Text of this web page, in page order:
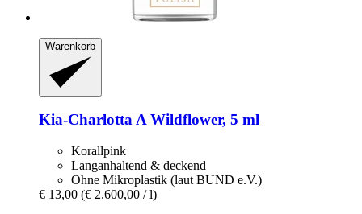
Warenkorb
Kia-CharlottaA Wildflower, 5 ml
Korallpink
Langanhaltend & deckend
Ohne Mikroplastik (laut BUND e.V.)
€ 13,00 (€ 2.600,00 / l)